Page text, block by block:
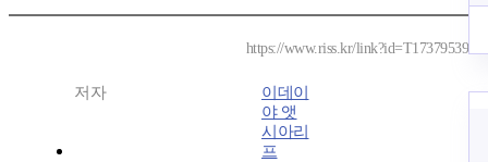
https://www.riss.kr/link?id=T17379539
저자
이데이
야 앳
시아리
프